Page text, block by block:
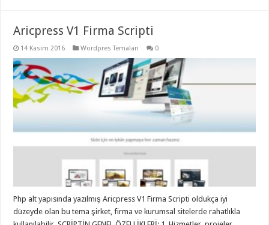
takipçiAricpress V1 Firma Scripti
14 Kasım 2016 Wordpres Temaları 0
Php alt yapısında yazılmış Aricpress V1 Firma Scripti oldukça iyi
düzeyde olan bu tema şirket, firma ve kurumsal sitelerde rahatlıkla